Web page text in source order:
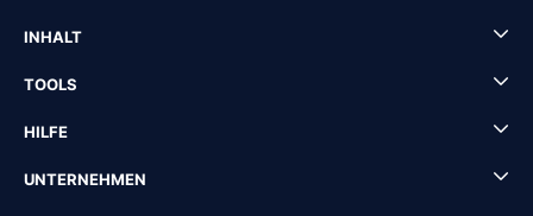
INHALT
TOOLS
HILFE
UNTERNEHMEN